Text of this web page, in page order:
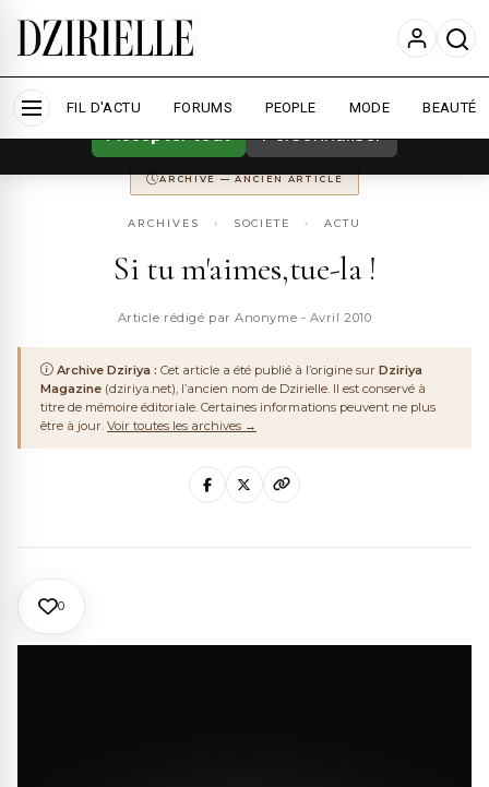
Nous utilisons des cookies pour améliorer
votre expérience et mesurer l'audience. En
Accepter tout Personnaliser
FIL D'ACTU FORUMS PEOPLE MODE BEAUTÉ
CONSERVÉ POUR LA MÉMOIRE DU WEB ALGÉRIEN
ARCHIVE — ANCIEN ARTICLE
ARCHIVES › SOCIETE › ACTU
Si tu m'aimes,tue-la !
Article rédigé par Anonyme - Avril 2010
Archive Dziriya : Cet article a été publié à l’origine sur Dziriya
Magazine (dziriya.net), l’ancien nom de Dzirielle. Il est conservé à
titre de mémoire éditoriale. Certaines informations peuvent ne plus
être à jour. Voir toutes les archives →
0